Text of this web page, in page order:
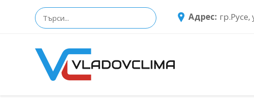
Адрес: